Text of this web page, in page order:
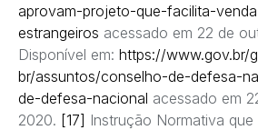
aprovam-projeto-que-facilita-
estrangeiros acessado em 22 de
Disponível em: https://www.gov.br/
br/assuntos/conselho-de-defesa-
de-defesa-nacional acessado em
2020. [17] Instrução Normativa